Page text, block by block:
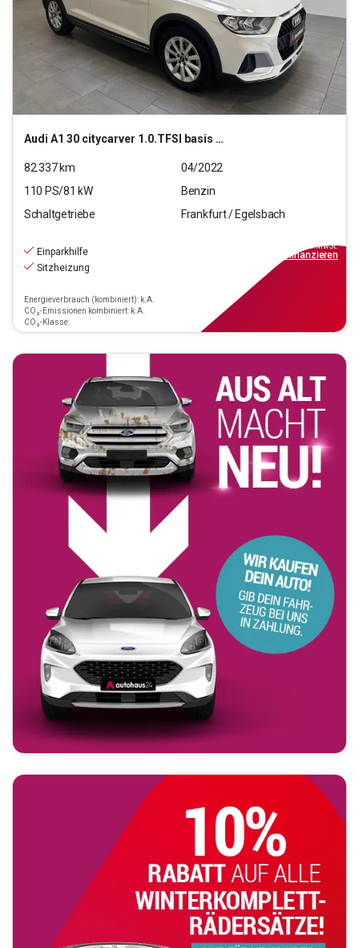
Audi A1 30 citycarver 1.0.TFSI basis (EURO 6d)
82.337km
04/2022
110 PS/81 kW
Benzin
Schaltgetriebe
Frankfurt / Egelsbach
Einparkhilfe
Sitzheizung
Energieverbrauch (kombiniert): k.A.
CO₂-Emissionen kombiniert: k.A.
CO₂-Klasse:
inkl.MwSt.
finanzieren